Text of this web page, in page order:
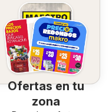
Ofertas en tu
zona